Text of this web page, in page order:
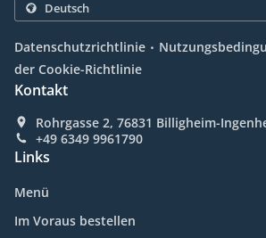
Datenschutzrichtlinie .
der Cookie-Richtlinie
Kontakt
Rohrgasse 2, 76831 Billigheim-
+49 6349 9961790
Links
Menü
Im Voraus bestellen